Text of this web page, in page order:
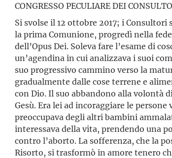
CONGRESSO PECULIARE DEI
Si svolse il 12 ottobre 2017; i
la prima Comunione, progredì nella
dell’Opus Dei. Soleva fare l’esame di
un’agendina in cui analizzava i suoi
suo progressivo cammino verso la
gradualmente dalle cose terrene e
con Dio. Il suo abbandono alla volontà
Gesù. Era lei ad incoraggiare le
preoccupava degli altri bambini
interessava della vita, prendendo una
contro l’aborto. La sofferenza, che la
Risorto, si trasformò in amore tenero